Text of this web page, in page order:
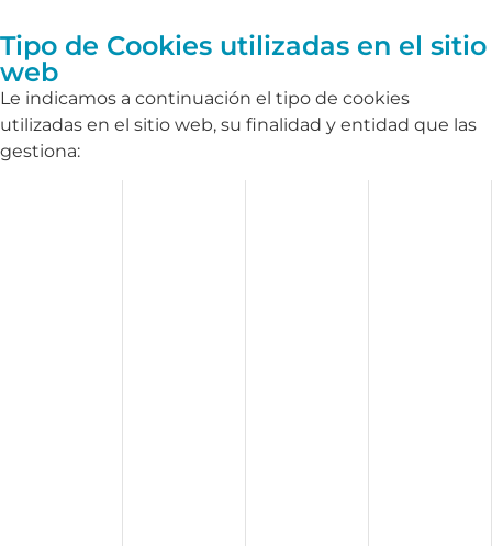
Tipo de Cookies utilizadas en el sitio
web
Le indicamos a continuación el tipo de cookies
utilizadas en el sitio web, su finalidad y entidad que las
gestiona: